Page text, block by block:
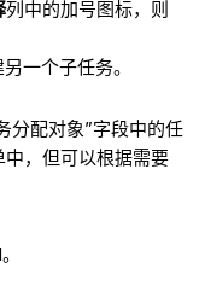
列中的加号图标，则
一个子任务。
分配对象”字段中的任
中，但可以根据需要